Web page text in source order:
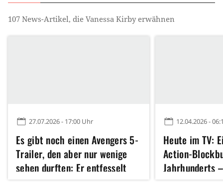
107 News-Artikel, die Vanessa Kirbyerwähnen
27.07.2026 - 17:00 Uhr
Es gibt noch einen Avengers 5-
Trailer, den aber nur wenige
sehen durften: Er entfesselt
Doctor Dooms ganze Macht
12.04.2026 -
Heute im TV:
Action-
Jahrhunderts
Stunden